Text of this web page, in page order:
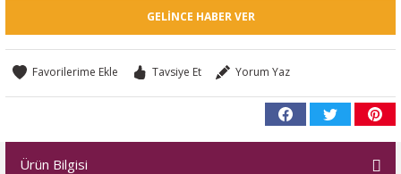
GELINCE HABER VER
Tavsiye Et Yorum Yaz
Ürün Bilgisi